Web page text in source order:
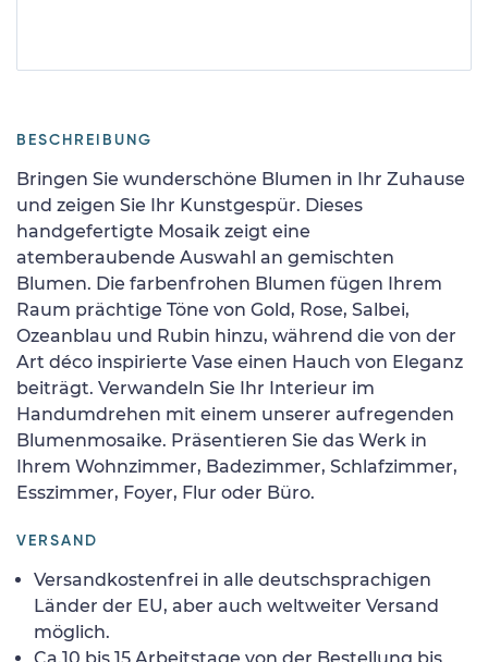
BESCHREIBUNG
Bringen Sie wunderschöne Blumen in Ihr Zuhause
und zeigen Sie Ihr Kunstgespür. Dieses
handgefertigte Mosaik zeigt eine
atemberaubende Auswahl an gemischten
Blumen. Die farbenfrohen Blumen fügen Ihrem
Raum prächtige Töne von Gold, Rose, Salbei,
Ozeanblau und Rubin hinzu, während die von der
Art déco inspirierte Vase einen Hauch von Eleganz
beiträgt. Verwandeln Sie Ihr Interieur im
Handumdrehen mit einem unserer aufregenden
Blumenmosaike. Präsentieren Sie das Werk in
Ihrem Wohnzimmer, Badezimmer, Schlafzimmer,
Esszimmer, Foyer, Flur oder Büro.
VERSAND
Versandkostenfrei in alle deutschsprachigen
Länder der EU, aber auch weltweiter Versand
möglich.
Ca.10 bis 15 Arbeitstage von der Bestellung bis